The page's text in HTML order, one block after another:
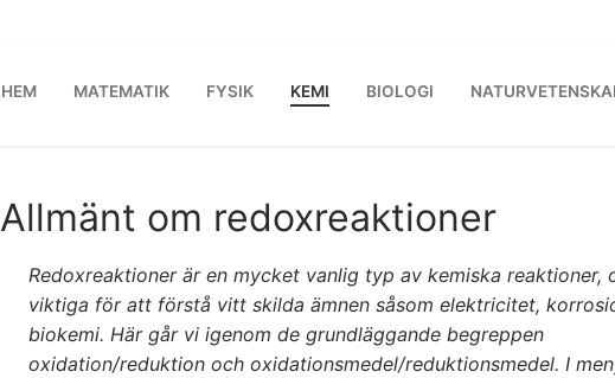
HEM MATEMATIK FYSIK KEMI BIOLOGI
Allmänt om redoxreaktioner
Redoxreaktioner är en mycket vanlig typ av kemiska reaktioner,
viktiga för att förstå vitt skilda ämnen såsom elektricitet,
biokemi. Här går vi igenom de grundläggande begreppen
oxidation/reduktion och oxidationsmedel/reduktionsmedel. I